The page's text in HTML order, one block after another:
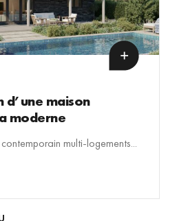
maison
moderne
multi-logements...